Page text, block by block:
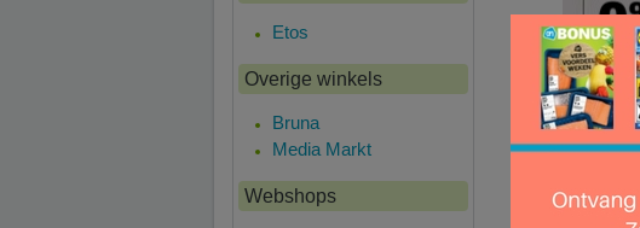
Etos
Overige winkels
Bruna
Media Markt
Webshops